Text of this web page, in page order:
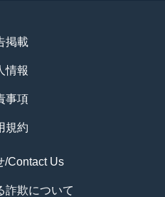
掲載
情報
事項
規約
/Contact Us
詐欺について